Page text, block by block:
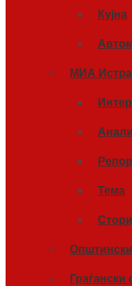
Кујна
МИА
Тема
Граѓански